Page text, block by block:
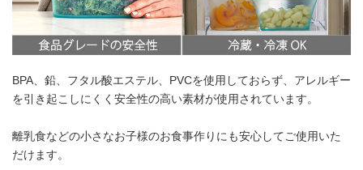
BPA、鉛、フタル酸エステル、PVCを使用しておらず、アレルギー
を引き起こしにくく安全性の高い素材が使用されています。
離乳食などの小さなお子様のお食事作りにも安心してご使用いた
だけます。